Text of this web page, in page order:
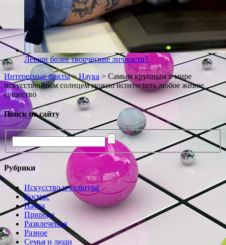
Левши более творческие личности?
Интересные факты>Наука > Самым крупным в мире
искусственным солнцем можно испепелить любое живое
существо
Поиск по сайту
Рубрики
Искусство и культура
Космос
Наука
Природа
Развлечения
Разное
Семья и люди